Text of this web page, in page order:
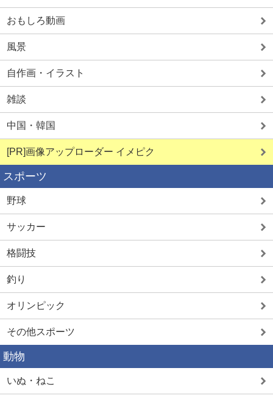
おもしろ動画
風景
自作画・イラスト
雑談
中国・韓国
[PR]画像アップローダー イメピク
スポーツ
野球
サッカー
格闘技
釣り
オリンピック
その他スポーツ
動物
いぬ・ねこ